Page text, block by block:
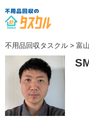
不用品回収タスクル > 富